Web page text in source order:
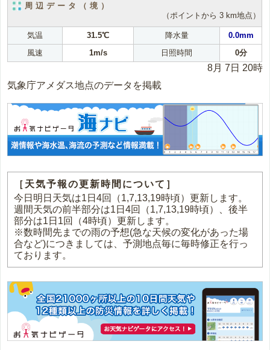
周辺データ（境）
（ポイントから 3 km地点）
気温 31.5℃ 降水量
0.0mm
風速
1m/s 日照時間 0分
8月 7日 20時
気象庁アメダス地点のデータを掲載
［天気予報の更新時間について］
今日明日天気は1日4回（1,7,13,19時頃）更新します。
週間天気の前半部分は1日4回（1,7,13,19時頃）、後半
部分は1日1回（4時頃）更新します。
※数時間先までの雨の予想(急な天候の変化があった場
合など)につきましては、予測地点毎に毎時修正を行っ
ております。